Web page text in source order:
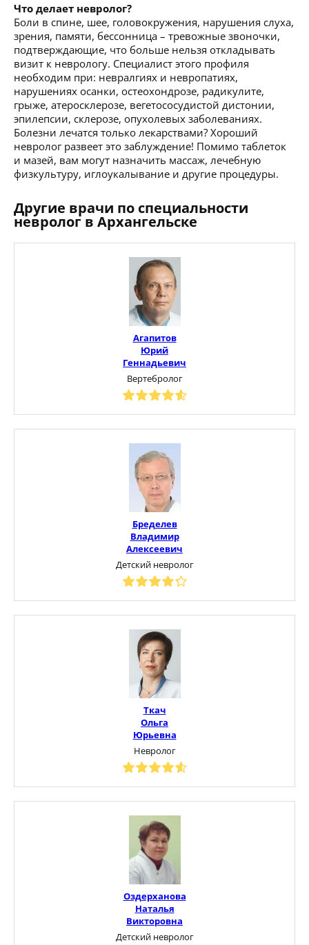
Что делает невролог?
Боли в спине, шее, головокружения, нарушения слуха,
зрения, памяти, бессонница – тревожные звоночки,
подтверждающие, что больше нельзя откладывать
визит к неврологу. Специалист этого профиля
необходим при: невралгиях и невропатиях,
нарушениях осанки, остеохондрозе, радикулите,
грыже, атеросклерозе, вегетососудистой дистонии,
эпилепсии, склерозе, опухолевых заболеваниях.
Болезни лечатся только лекарствами? Хороший
невролог развеет это заблуждение! Помимо таблеток
и мазей, вам могут назначить массаж, лечебную
физкультуру, иглоукалывание и другие процедуры.
Другие врачи по специальности
невролог в Архангельске
Агапитов
Юрий
Геннадьевич
Вертебролог
Бределев
Владимир
Алексеевич
Детский невролог
Ткач
Ольга
Юрьевна
Невролог
Оздерханова
Наталья
Викторовна
Детский невролог